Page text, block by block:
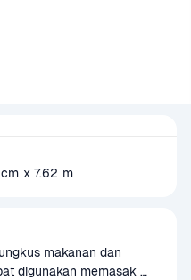
x 7.62 m
makanan dan
digunakan memasak